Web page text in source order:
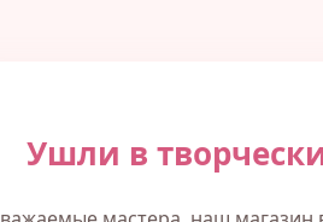
Ушли в